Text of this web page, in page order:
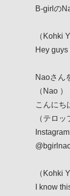
B‐girlの
（Kohki
Hey guys
Naoさん
（Nao ）
こんにち
（テロッ
Instagram
（Kohki
I know